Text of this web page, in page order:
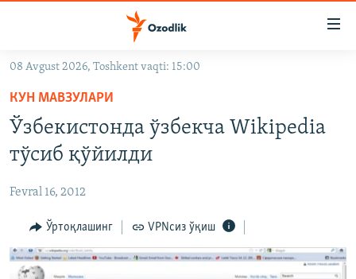
Асосий
навигацияга
ўтинг
Қидиришга
OZODVIDEO
OZODARXIV
На русском
ИЖТИМОИЙ ТАРМОҚЛАР
08 Avgust 2026, Toshkent vaqti: 15:00
КУН МАВЗУЛАРИ
Ўзбекистонда ўзбекча Wikipedia
тўсиб қўйилди
Fevral 16, 2012
Ўртоқлашинг VPNсиз ўқиш